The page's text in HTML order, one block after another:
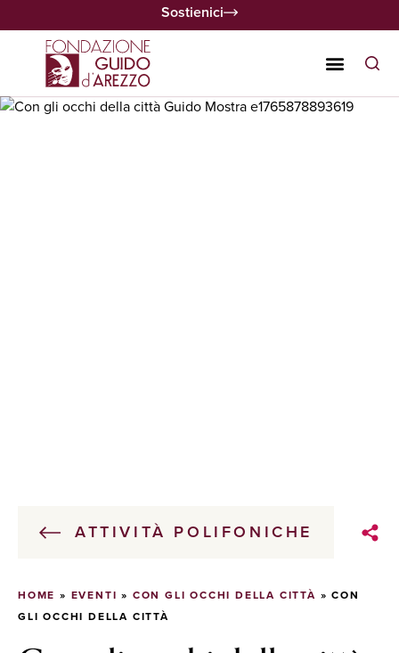
Sostienici
ATTIVITÀ POLIFONICHE
HOME » EVENTI » CON GLI OCCHI DELLA CITTÀ »CON
GLI OCCHI DELLA CITTÀ